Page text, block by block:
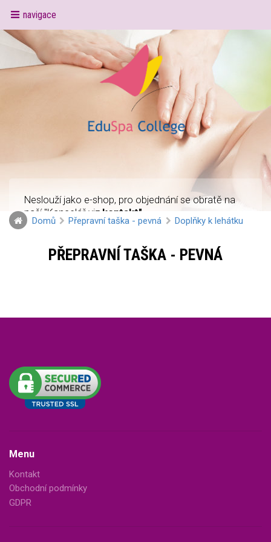
navigace
Neslouží jako e-shop, pro objednání se obratě na
naší "Kancelář viz kontakt"
Domů Přepravní taška - pevná Doplňky k lehátku
PŘEPRAVNÍ TAŠKA - PEVNÁ
Menu
Kontakt
Obchodní podmínky
GDPR